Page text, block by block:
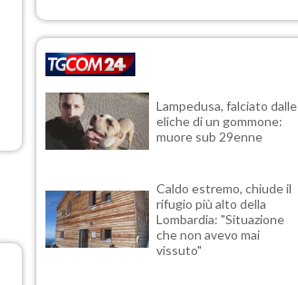
Lampedusa, falciato dalle
eliche di un gommone:
muore sub 29enne
Caldo estremo, chiude il
rifugio più alto della
Lombardia: "Situazione
che non avevo mai
vissuto"